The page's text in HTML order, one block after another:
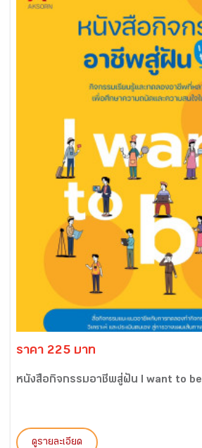
ราคา 225 บาท
หนังสือกิจกรรมอาชีพสู่ฝัน I want to be
ดูรายละเอียด